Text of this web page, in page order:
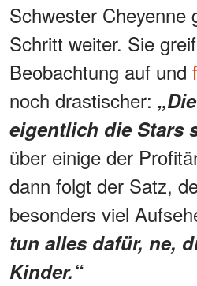
Schwester Cheyenne
Schritt weiter. Sie
Beobachtung auf und
noch drastischer:
eigentlich die Stars
über einige der
dann folgt der Satz,
besonders viel
tun alles dafür, ne,
Kinder.“